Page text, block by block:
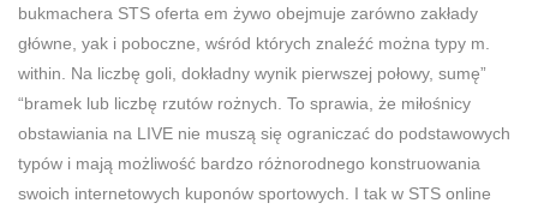
bukmachera STS oferta em żywo obejmuje zarówno zakłady
główne, yak i poboczne, wśród których znaleźć można typy m.
within. Na liczbę goli, dokładny wynik pierwszej połowy, sumę”
“bramek lub liczbę rzutów rożnych. To sprawia, że miłośnicy
obstawiania na LIVE nie muszą się ograniczać do podstawowych
typów i mają możliwość bardzo różnorodnego konstruowania
swoich internetowych kuponów sportowych. I tak w STS online